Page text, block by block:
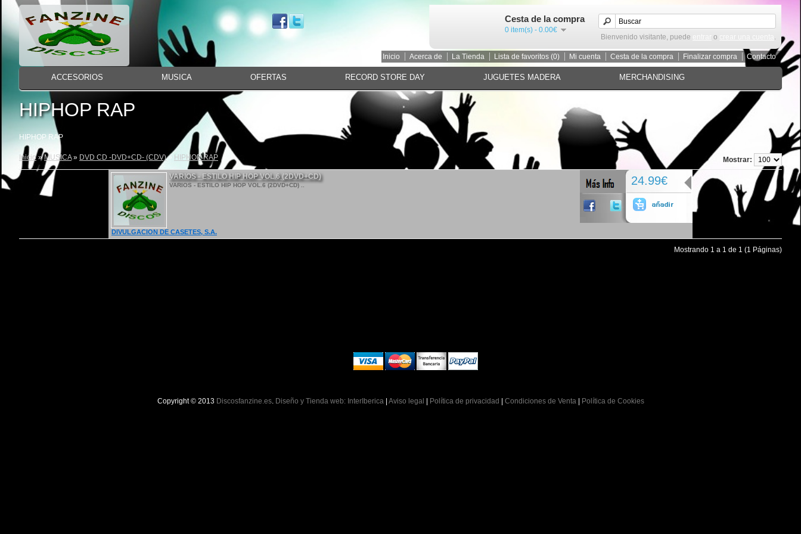
Cesta de la compra
0 item(s) - 0.00€
Bienvenido visitante, puede
entrar o crear una cuenta .
Inicio Acerca de La Tienda Lista de favoritos (0) Mi cuenta Cesta de la compra Finalizar compra Contacto
ACCESORIOS MUSICA OFERTAS RECORD STORE DAY JUGUETES MADERA MERCHANDISING
HIPHOP RAP
HIPHOP RAP
Inicio»MUSICA» DVD CD -DVD+CD- (CDV)» HIPHOP RAP
Mostrar:
VARIOS - ESTILO HIP HOP VOL.6 (2DVD+CD)
VARIOS - ESTILO HIP HOP VOL.6 (2DVD+CD) ..
DIVULGACION DE CASETES, S.A.
24.99€
Mostrando 1 a 1 de 1 (1 Páginas)
Copyright © 2013 Discosfanzine.es. Diseño y Tienda web: InterIberica| Aviso legal Política de privacidad Condiciones de Venta| Política de Cookies